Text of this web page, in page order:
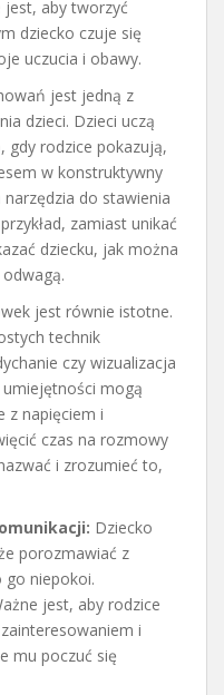
jest, aby tworzyć
dziecko czuje się
uczucia i obawy.
jest jedną z
dzieci. Dzieci uczą
gdy rodzice pokazują,
w konstruktywny
do stawienia
zamiast unikać
dziecku, jak można
jest równie istotne.
technik
czy wizualizacja
mogą
z napięciem i
czas na rozmowy
i zrozumieć to,
Dziecko
porozmawiać z
niepokoi.
jest, aby rodzice
zainteresowaniem i
mu poczuć się